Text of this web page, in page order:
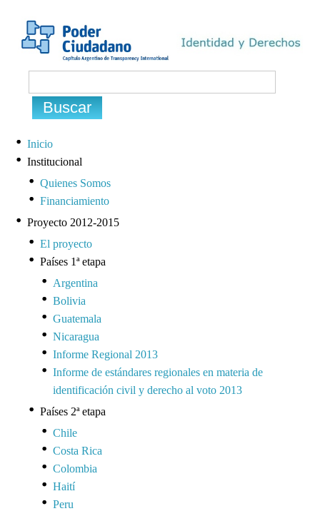
Inicio
Institucional
Quienes Somos
Financiamiento
Proyecto 2012-2015
El proyecto
Países 1ª etapa
Argentina
Bolivia
Guatemala
Nicaragua
Informe Regional 2013
Informe de estándares regionales en materia de
identificación civil y derecho al voto 2013
Países 2ª etapa
Chile
Costa Rica
Colombia
Haití
Peru